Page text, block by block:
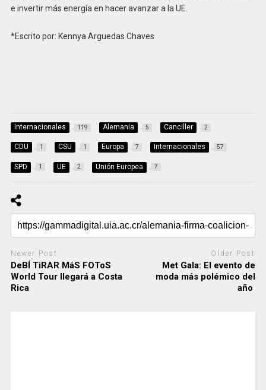
e invertir más energía en hacer avanzar a la UE.
*Escrito por: Kennya Arguedas Chaves
Internacionales 119 Alemania 5 Canciller 2
CDU 1 CSU 1 Europa 7 Internacionales 57
SPD 1 UE 2 Unión Europea 7
Newer Post
DeBÍ TiRAR MáS FOToS
World Tour llegará a Costa
Rica
Older Post
Met Gala: El evento de
moda más polémico del
año